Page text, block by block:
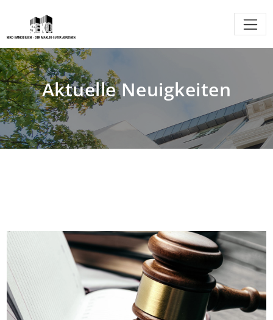
Aktuelle Neuigkeiten